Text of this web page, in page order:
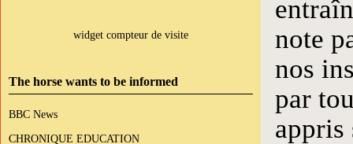
widget compteur de visite
The horse wants to be informed
BBC News
CHRONIQUE EDUCATION
note
nos
par
appris